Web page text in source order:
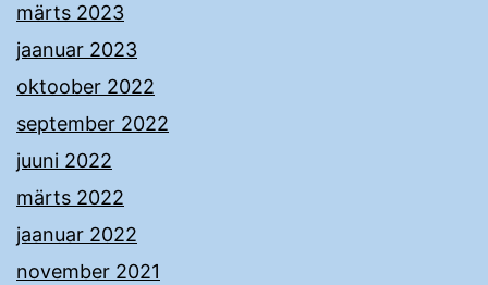
märts 2023
jaanuar 2023
oktoober 2022
september 2022
juuni 2022
märts 2022
jaanuar 2022
november 2021